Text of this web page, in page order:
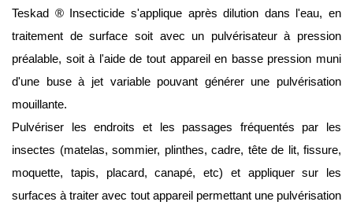
Teskad ® Insecticide s'applique après dilution dans l'eau, en
traitement de surface soit avec un pulvérisateur à pression
préalable, soit à l'aide de tout appareil en basse pression muni
d'une buse à jet variable pouvant générer une pulvérisation
mouillante.
Pulvériser les endroits et les passages fréquentés par les
insectes (matelas, sommier, plinthes, cadre, tête de lit, fissure,
moquette, tapis, placard, canapé, etc) et appliquer sur les
surfaces à traiter avec tout appareil permettant une pulvérisation